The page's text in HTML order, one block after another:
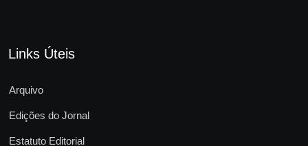
Links Úteis
Arquivo
Edições do Jornal
Estatuto Editorial